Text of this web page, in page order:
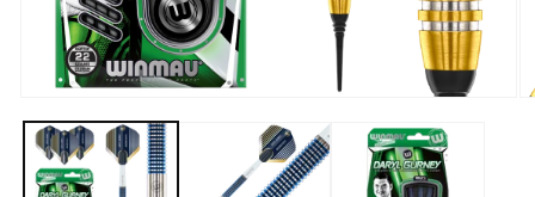
1
Modal
öffnen